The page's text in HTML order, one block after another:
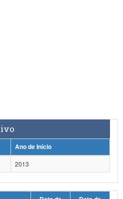
e Comunicações
Humanos
Ano de Início
2013